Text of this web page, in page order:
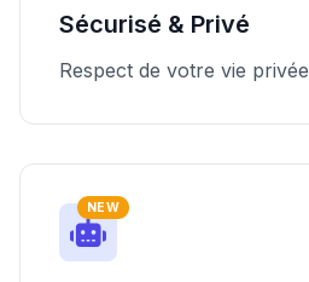
Sécurisé & Privé
Respect de votre vie privée
NEW